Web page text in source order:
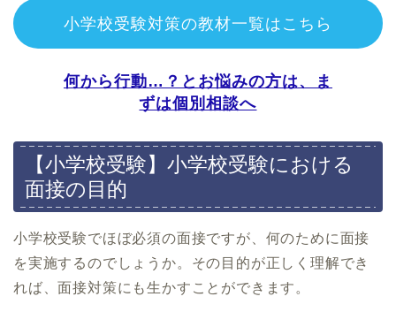
小学校受験対策の教材一覧はこちら
何から行動…？とお悩みの方は、ま
ずは個別相談へ
【小学校受験】小学校受験における
面接の目的
小学校受験でほぼ必須の面接ですが、何のために面接
を実施するのでしょうか。その目的が正しく理解でき
れば、面接対策にも生かすことができます。
立教小学校
学習院初等科
雙葉小学校
暁星小学校
京都府
一燈園小学校
京都教育大学附属桃山小
学校
ノートルダム学院小学校
福岡県